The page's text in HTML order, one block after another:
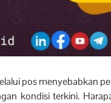
pos menyebabkan
kondisi terkini.